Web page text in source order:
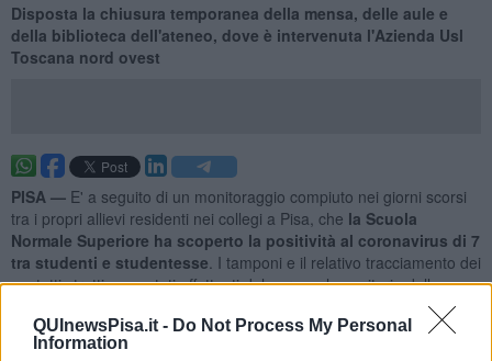
QUInewsPisa.it - Do Not Process My Personal
Information
Disposta la chiusura temporanea della mensa, delle aule e
della biblioteca dell'ateneo, dove è intervenuta l'Azienda Usl
Toscana nord ovest
PISA — E' a seguito di un monitoraggio compiuto nei giorni scorsi
tra i propri allievi residenti nei collegi a Pisa, che la Scuola
Normale Superiore ha scoperto la positività al coronavirus di 7
tra studenti e studentesse . I tamponi e il relativo tracciamento dei
contatti stretti sono stati effettuati dal personale sanitario della
"Tutti i ragazzi e le ragazze presentanodiscrete condizioni di